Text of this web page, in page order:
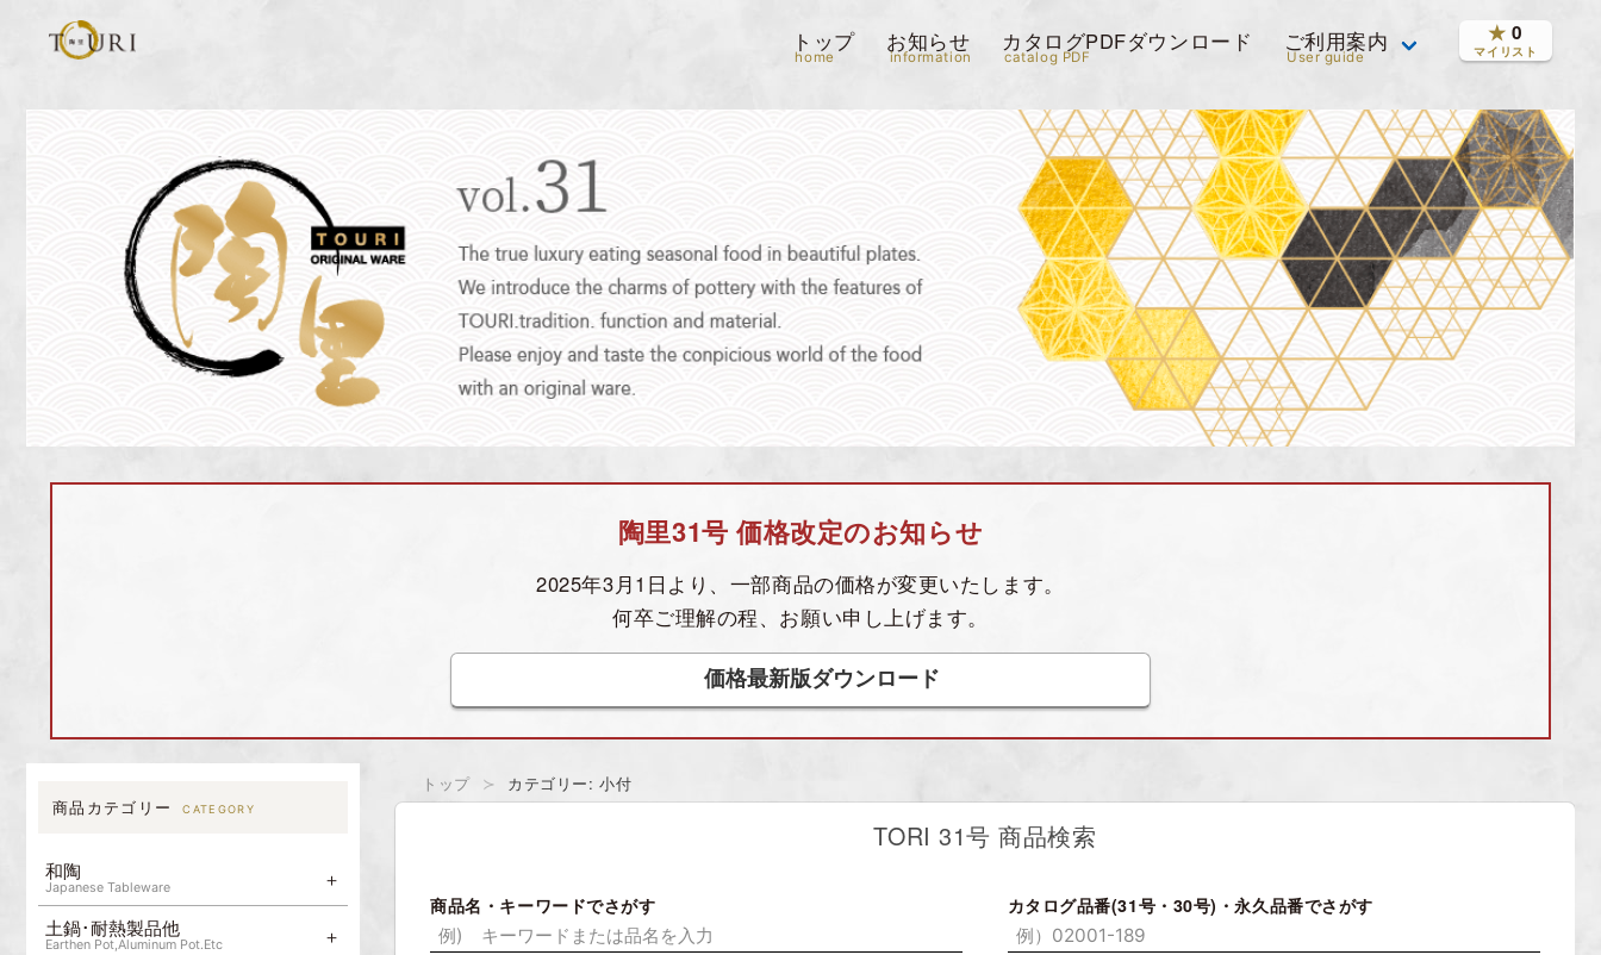
トップ
home
お知らせ
information
カタログPDFダウンロード
catalog PDF
ご利用案内
User guide
★ 0
マイリスト
陶里31号 価格改定のお知らせ
2025年3月1日より、一部商品の価格が変更いたします。
何卒ご理解の程、お願い申し上げます。
価格最新版ダウンロード
商品カテゴリー CATEGORY
和陶
Japanese Tableware
土鍋･耐熱製品他
Earthen Pot,Aluminum Pot.Etc
トップ カテゴリー: 小付
TORI 31号 商品検索
商品名・キーワードでさがす カタログ品番(31号・30号)・永久品番でさがす